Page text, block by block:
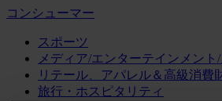
コンシューマー
スポーツ
メディア/エンターテインメント
リテール、アパレル＆高級消費
旅行・ホスピタリティ